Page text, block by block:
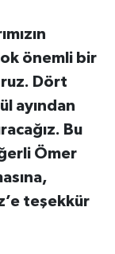
önemli bir
Dört
ayından
Bu
Ömer
teşekkür